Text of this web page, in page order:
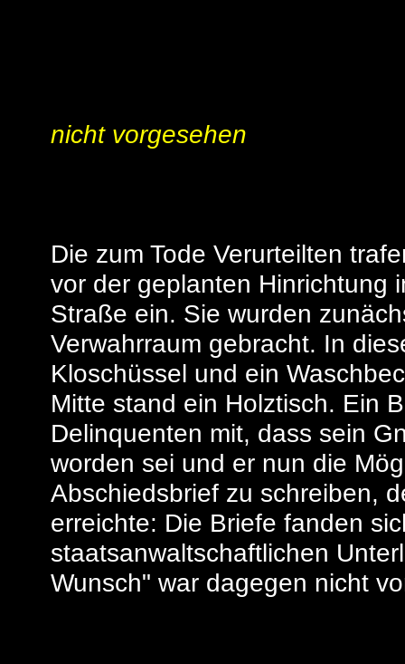
nicht vorgesehen
Die zum Tode Verurteilten
vor der geplanten Hinrichtung
Straße ein. Sie wurden
Verwahrraum gebracht. In
Kloschüssel und ein
Mitte stand ein Holztisch. Ein
Delinquenten mit, dass sein
worden sei und er nun die
Abschiedsbrief zu schreiben,
erreichte: Die Briefe fanden
staatsanwaltschaftlichen
Wunsch" war dagegen nicht